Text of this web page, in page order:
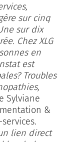
sur cinq
sur dix
Chez XLG
en
est
Troubles
Sylviane
&
lien direct